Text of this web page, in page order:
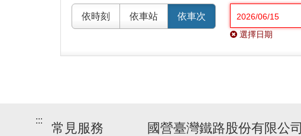
依時刻 依車站 依車次
選擇日期
:::
常見服務 國營臺灣鐵路股份有限公司